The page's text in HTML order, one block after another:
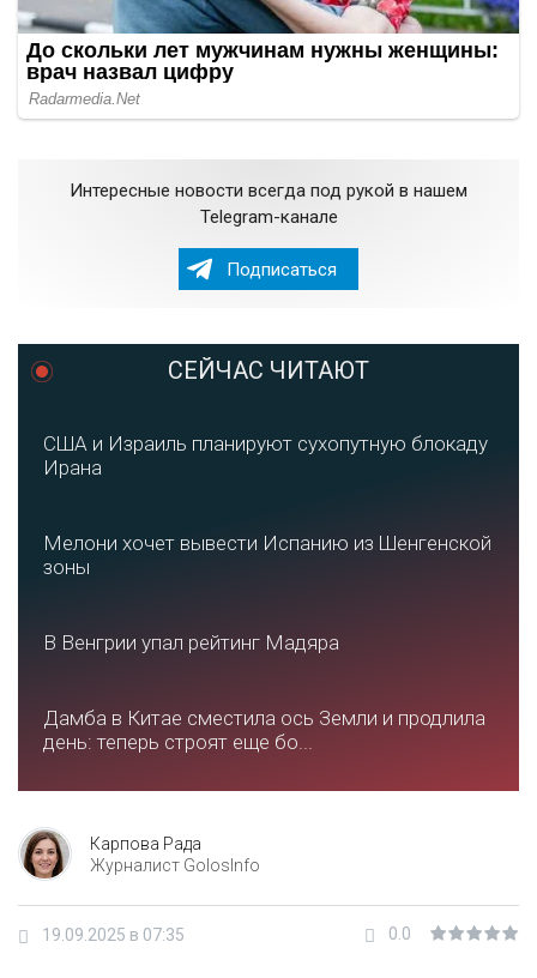
Интересные новости всегда под рукой в нашем
Telegram-канале
Подписаться
СЕЙЧАС ЧИТАЮТ
США и Израиль планируют сухопутную блокаду
Ирана
Мелони хочет вывести Испанию из Шенгенской
зоны
В Венгрии упал рейтинг Мадяра
Дамба в Китае сместила ось Земли и продлила
день: теперь строят еще бо...
Карпова Рада
Журналист GolosInfo
19.09.2025 в 07:35 0.0